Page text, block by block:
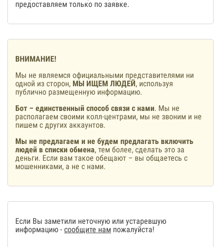
предоставляем только по заявке.
ВНИМАНИЕ!
Мы не являемся официальными представителями ни
одной из сторон, МЫ ИЩЕМ ЛЮДЕЙ, используя
публично размещенную информацию.
Бот – единственный способ связи с нами. Мы не
располагаем своими колл-центрами, мы не звоним и не
пишем с других аккаунтов.
Мы не предлагаем и не будем предлагать включить
людей в списки обмена, тем более, сделать это за
деньги. Если вам такое обещают – вы общаетесь с
мошенниками, а не с нами.
Если Вы заметили неточную или устаревшую
информацию - сообщите нам пожалуйста!